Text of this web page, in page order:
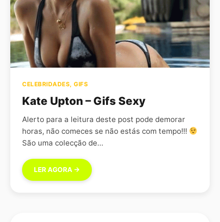
CELEBRIDADES, GIFS
Kate Upton – Gifs Sexy
Alerto para a leitura deste post pode demorar
horas, não comeces se não estás com tempo!!!
São uma colecção de…
LER AGORA →